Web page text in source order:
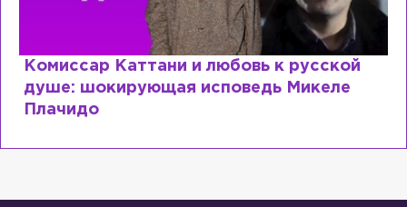
Комиссар Каттани и любовь к русской
душе: шокирующая исповедь Микеле
Плачидо